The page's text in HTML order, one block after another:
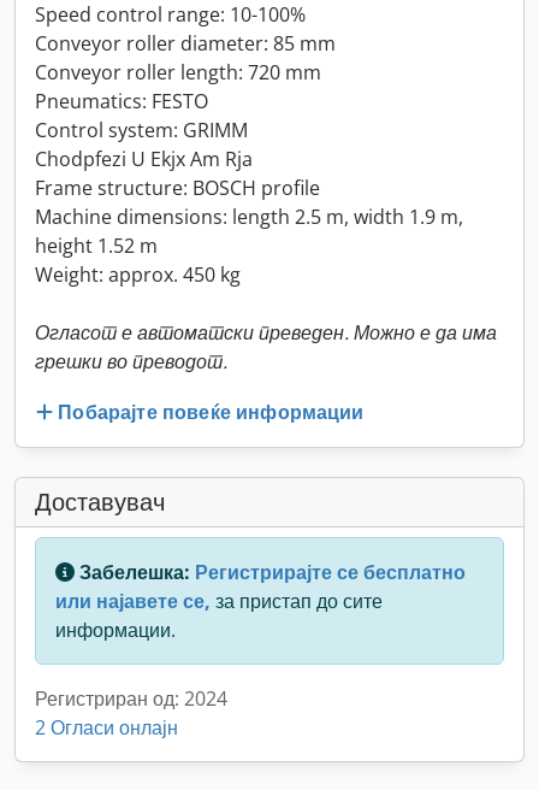
Speed control range: 10-100%
Conveyor roller diameter: 85 mm
Conveyor roller length: 720 mm
Pneumatics: FESTO
Control system: GRIMM
Chodpfezi U Ekjx Am Rja
Frame structure: BOSCH profile
Machine dimensions: length 2.5 m, width 1.9 m,
height 1.52 m
Weight: approx. 450 kg
Огласот е автоматски преведен. Можно е да има
грешки во преводот.
Побарајте повеќе информации
Доставувач
Забелешка: Регистрирајте се бесплатно
или најавете се, за пристап до сите
информации.
Регистриран од: 2024
2 Огласи онлајн